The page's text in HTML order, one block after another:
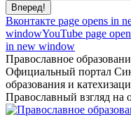
Вконтакте page opens in
windowYouTube page
in new window
Православное
Официальный портал
образования и
Православный взгляд на